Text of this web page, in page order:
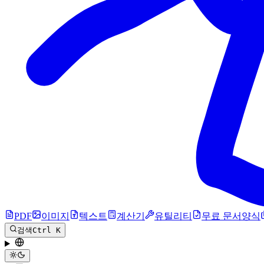
PDF 이미지 텍스트 계산기 유틸리티 무료 문서양식
검색Ctrl K